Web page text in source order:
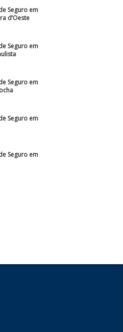
Seguro em
d’Oeste
Seguro em
Seguro em
Seguro em
Seguro em